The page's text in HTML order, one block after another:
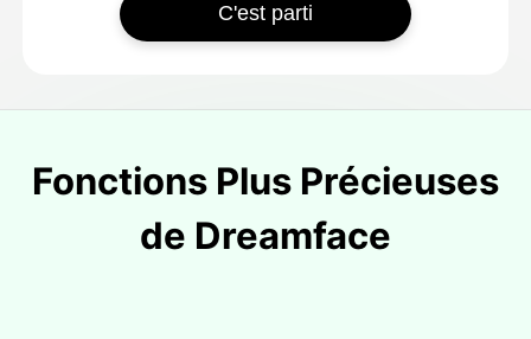
C'est parti
Fonctions Plus Précieuses
de Dreamface